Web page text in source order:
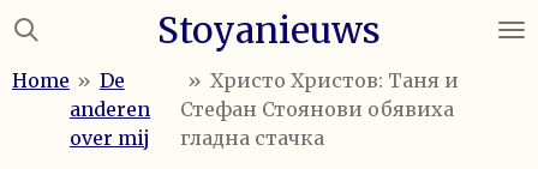
Ga
naar
hoofdinhoud
Stoyanieuws
Home » De
anderen
over mij
» Христо Христов: Таня и
Стефан Стоянови обявиха
гладна стачка